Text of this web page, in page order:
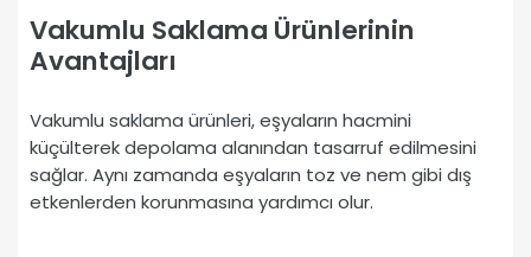
Vakumlu Saklama Ürünlerinin
Avantajları
Vakumlu saklama ürünleri, eşyaların hacmini
küçülterek depolama alanından tasarruf edilmesini
sağlar. Aynı zamanda eşyaların toz ve nem gibi dış
etkenlerden korunmasına yardımcı olur.